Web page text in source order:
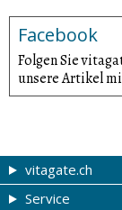
Facebook
Folgen Sie
unsere Artikel
vitagate.ch
Gesund &
Service